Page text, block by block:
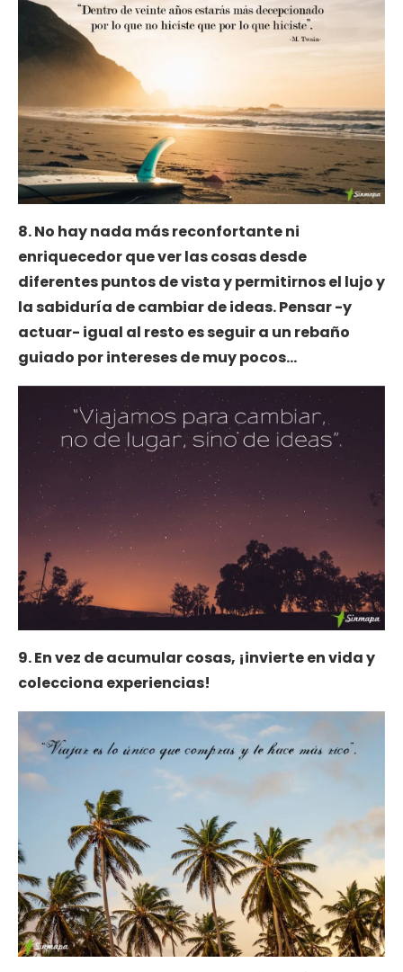
8. No hay nada más reconfortante ni
enriquecedor que ver las cosas desde
diferentes puntos de vista y permitirnos el lujo y
la sabiduría de cambiar de ideas. Pensar -y
actuar- igual al resto es seguir a un rebaño
guiado por intereses de muy pocos…
9. En vez de acumular cosas, ¡invierte en vida y
colecciona experiencias!